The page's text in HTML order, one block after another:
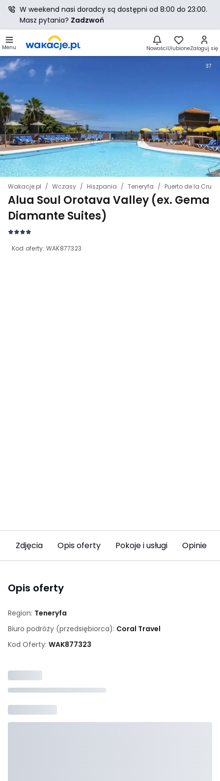
Menu NowościUlubioneZaloguj się
Wakacje.pl Wczasy Hiszpania Teneryfa Puerto de la Cruz
Alua Soul Orotava Valley (ex. Gema
Diamante Suites)
Kod oferty: WAK877323
37
Zdjęcia Opis oferty Pokoje i usługi Opinie
Opis oferty
Region: Teneryfa
Biuro podróży (przedsiębiorca): Coral Travel
Kod Oferty: WAK877323
W weekend nasi doradcy są dostępni od 8:00 do 23:00.
Masz pytania? Zadzwoń